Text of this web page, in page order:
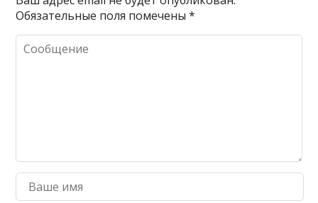
Обязательные поля помечены*